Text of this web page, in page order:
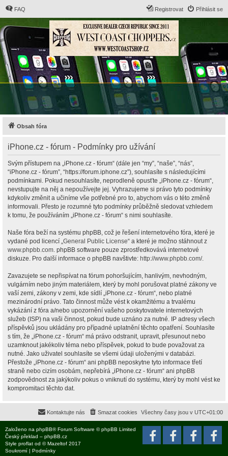
FAQ Přihlásit se
Registrovat
Obsah fóra
iPhone.cz - fórum - Podmínky pro užívání
Svým přístupem na „iPhone.cz - fórum“ (dále jen “my”, “naše”, “nás”,
“iPhone.cz - fórum”, “https://forum.iphone.cz”), souhlasíte s následujícími
podmínkami. Pokud nesouhlasíte, neprodleně opusťte „iPhone.cz - fórum“,
nevstupujte na něj a nepoužívejte jej. Vyhrazujeme si právo tyto podmínky
kdykoliv změnit a učiníme vše potřebné pro to, abychom vás o této změně
informovali. Přesto je rozumné tyto podmínky průběžně sledovat vzhledem
k tomu, že používáním „iPhone.cz - fórum“ s nimi souhlasíte.
Naše fóra beží na systému phpBB, což je řešení internetového fóra, které je
vydané pod licencí „General Public License“ a které je možno stáhnout z
www.phpbb.com. phpBB software pouze zprostředkovává internetové
diskuze. Pro další informace o phpBB navštivte: http://www.phpbb.com/.
Zavazujete se nepřispívat na fórum pohoršujícím, hanlivým, nevhodným,
vulgárním nebo jiným materiálem, který by mohl porušovat platné zákony ve
vaší zemi, zákony v zemi, kde sídlí „iPhone.cz - fórum“, nebo platné
mezinárodní právo. Tato činnost může vést k okamžitému a trvalému
vykázání z fóra a/nebo upozornění vašeho poskytovatele internetových
služeb (ISP) na vaši činnost, pokud bude uznáno za nutné. IP adresy všech
příspěvků jsou ukládány pro případné uplatnění těchto opatření. Souhlasíte
s tím, že „iPhone.cz - fórum“ má právo odstranit, upravit, přesunout nebo
uzamknout jakékoliv téma nebo příspěvek, pokud to bude považovat za
nutné. Jako uživatel souhlasíte se všemi údaji uloženými v databázi.
Přestože „iPhone.cz - fórum“ ani phpBB neposkytne tyto informace třetí
straně nebo cizím osobám, nepřebírá „iPhone.cz - fórum“ ani phpBB
zodpovědnost za jakýkoliv pokus o vniknutí do systému, který by mohl vést ke
kompromitaci těchto dat.
Všechny časy jsou v UTC+01:00
Smazat cookies
Kontaktujte nás
Založeno na phpBB® Forum Software © phpBB Limited
Český překlad – phpBB.cz
Style proflat od ©Mazeltof 2017
Soukromí | Podmínky